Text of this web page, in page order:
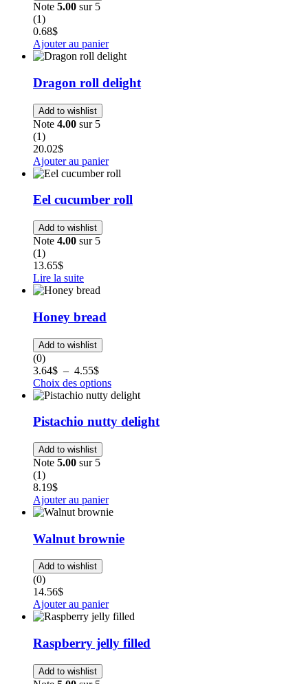
Note 5.00 sur 5
(1)
0.68$
Ajouter au panier
Dragon roll delight
Add to wishlist
Note 4.00 sur 5
(1)
20.02$
Ajouter au panier
Eel cucumber roll
Add to wishlist
Note 4.00 sur 5
(1)
13.65$
Lire la suite
Honey bread
Add to wishlist
(0)
3.64$ – 4.55$
Choix des options
Pistachio nutty delight
Add to wishlist
Note 5.00 sur 5
(1)
8.19$
Ajouter au panier
Walnut brownie
Add to wishlist
(0)
14.56$
Ajouter au panier
Raspberry jelly filled
Add to wishlist